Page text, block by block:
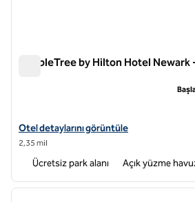
DoubleTree by Hilton Hotel
DoubleTree by Hilton Hotel Newark -
Otel detaylarını görüntüle
2,35 mil
Ücretsiz park alanı Açık yüzme
1 / 12